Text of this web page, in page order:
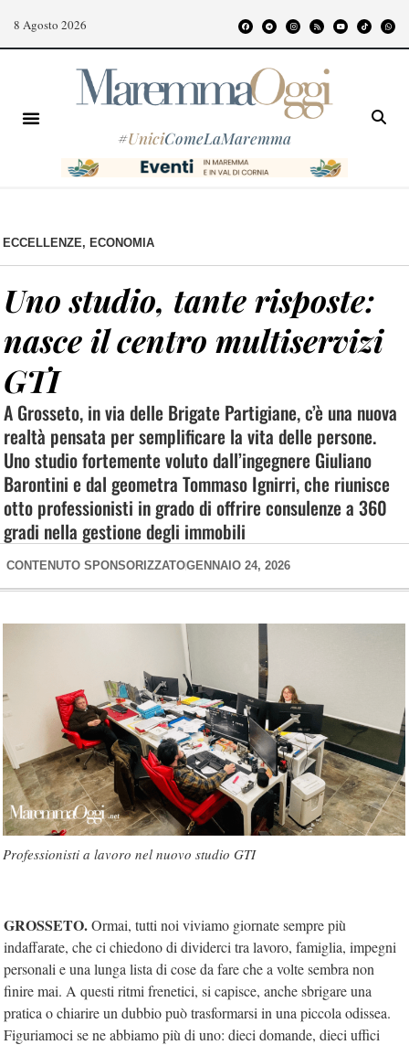
8 Agosto 2026
#UniciComeLaMaremma
ECCELLENZE, ECONOMIA
Uno studio, tante risposte:
nasce il centro multiservizi
GTI
A Grosseto, in via delle Brigate Partigiane, c’è una nuova
realtà pensata per semplificare la vita delle persone.
Uno studio fortemente voluto dall’ingegnere Giuliano
Barontini e dal geometra Tommaso Ignirri, che riunisce
otto professionisti in grado di offrire consulenze a 360
gradi nella gestione degli immobili
CONTENUTO SPONSORIZZATOGENNAIO 24, 2026
Professionisti a lavoro nel nuovo studio GTI
GROSSETO.Ormai, tutti noi viviamo giornate sempre più
indaffarate, che ci chiedono di dividerci tra lavoro, famiglia, impegni
personali e una lunga lista di cose da fare che a volte sembra non
finire mai. A questi ritmi frenetici, si capisce, anche sbrigare una
pratica o chiarire un dubbio può trasformarsi in una piccola odissea.
Figuriamoci se ne abbiamo più di uno: dieci domande, dieci uffici